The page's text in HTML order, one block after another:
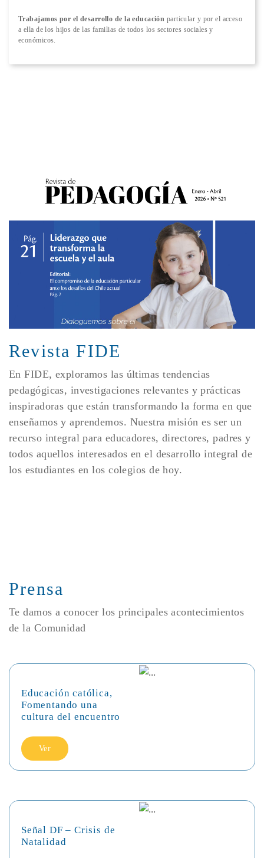
Trabajamos por el desarrollo de la educación particular y por el acceso
a ella de los hijos de las familias de todos los sectores sociales y
económicos.
Revista FIDE
En FIDE, exploramos las últimas tendencias
pedagógicas, investigaciones relevantes y prácticas
inspiradoras que están transformando la forma en que
enseñamos y aprendemos. Nuestra misión es ser un
recurso integral para educadores, directores, padres y
todos aquellos interesados en el desarrollo integral de
los estudiantes en los colegios de hoy.
Prensa
Te damos a conocer los principales acontecimientos
de la Comunidad
Educación católica,
Fomentando una
cultura del encuentro
Ver
Señal DF – Crisis de
Natalidad